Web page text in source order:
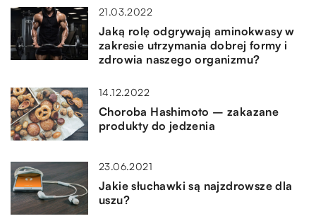
21.03.2022
Jaką rolę odgrywają aminokwasy w
zakresie utrzymania dobrej formy i
zdrowia naszego organizmu?
14.12.2022
Choroba Hashimoto – zakazane
produkty do jedzenia
23.06.2021
Jakie słuchawki są najzdrowsze dla
uszu?